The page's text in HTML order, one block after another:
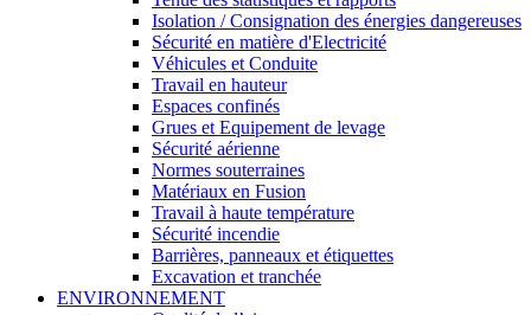
Isolation / Consignation des énergies dangereuses
Sécurité en matière d'Electricité
Véhicules et Conduite
Travail en hauteur
Espaces confinés
Grues et Equipement de levage
Sécurité aérienne
Normes souterraines
Matériaux en Fusion
Travail à haute température
Sécurité incendie
Barrières, panneaux et étiquettes
Excavation et tranchée
ENVIRONNEMENT